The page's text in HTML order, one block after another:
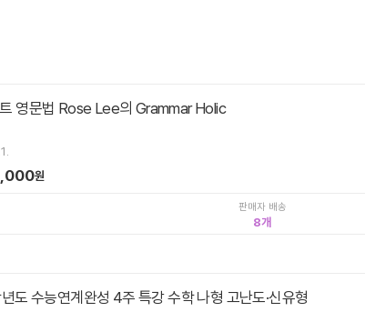
영문법 Rose Lee의 Grammar Holic
원
판매자 배송
8
도 수능연계완성 4주 특강 수학 나형 고난도·신유형